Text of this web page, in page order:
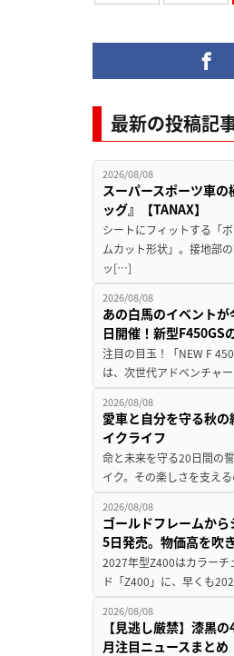
最新の投稿記
2026/08/08
スーパースポーツ車
ッグ』【TANAX】
シートにフィットする「
ムカット形状」。接地部
ッ[…]
2026/08/08
あの白馬のイベント
日開催！新型F450GS
注目の目玉！「NEW F
は、次世代アドベンチャ
2026/08/08
愛車と自分を守る秋
イクライフ
命と未来を守る20日間の
イク。その楽しさを支え
2026/08/08
ゴールドフレームか
5日発売。物価高を吹
2027年型Z400はカラーチ
ド「Z400」に、早くも
2026/08/08
【見逃し厳禁】漆黒
月注目ニュースまとめ